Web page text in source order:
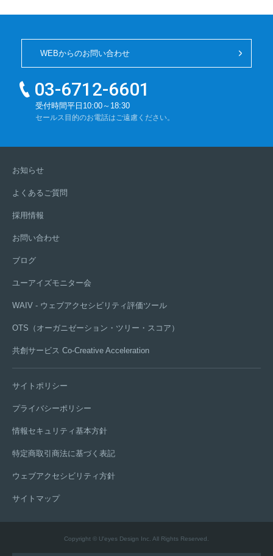
WEBからのお問い合わせ
電
号：
03-6712-6601
受付時間平日10:00～18:30
セールス目的のお電話はご遠慮ください。
お知らせ
よくあるご質問
採用情報
お問い合わせ
ブログ
ユーアイズモニター会
WAIV - ウェブアクセシビリティ評価ツール
OTS（オーガニゼーション・ツリー・スコア）
共創サービス Co-Creative Acceleration
サイトポリシー
プライバシーポリシー
情報セキュリティ基本方針
特定商取引商法に基づく表記
ウェブアクセシビリティ方針
サイトマップ
Copyright © U'eyes Design Inc. All Rights Reserved.